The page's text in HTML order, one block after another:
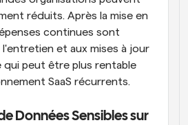
réduits. Après la mise en
continues sont
et aux mises à jour
qui peut être plus rentable
SaaS récurrents.
Données Sensibles sur